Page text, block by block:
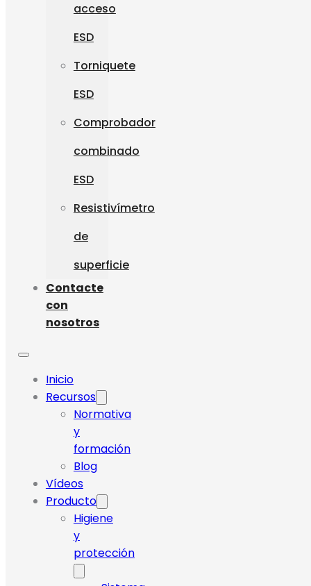
acceso
ESD
Torniquete
ESD
Comprobador
combinado
ESD
Resistivímetro
de
superficie
Contacte
con
nosotros
Inicio
Recursos
Normativa
y
formación
Blog
Vídeos
Producto
Higiene
y
protección